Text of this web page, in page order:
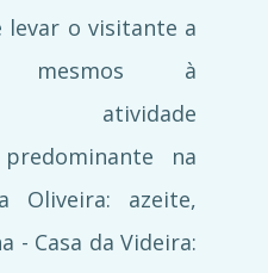
levar o visitante a
mesmos à
atividade
na
Oliveira: azeite,
- Casa da Videira: